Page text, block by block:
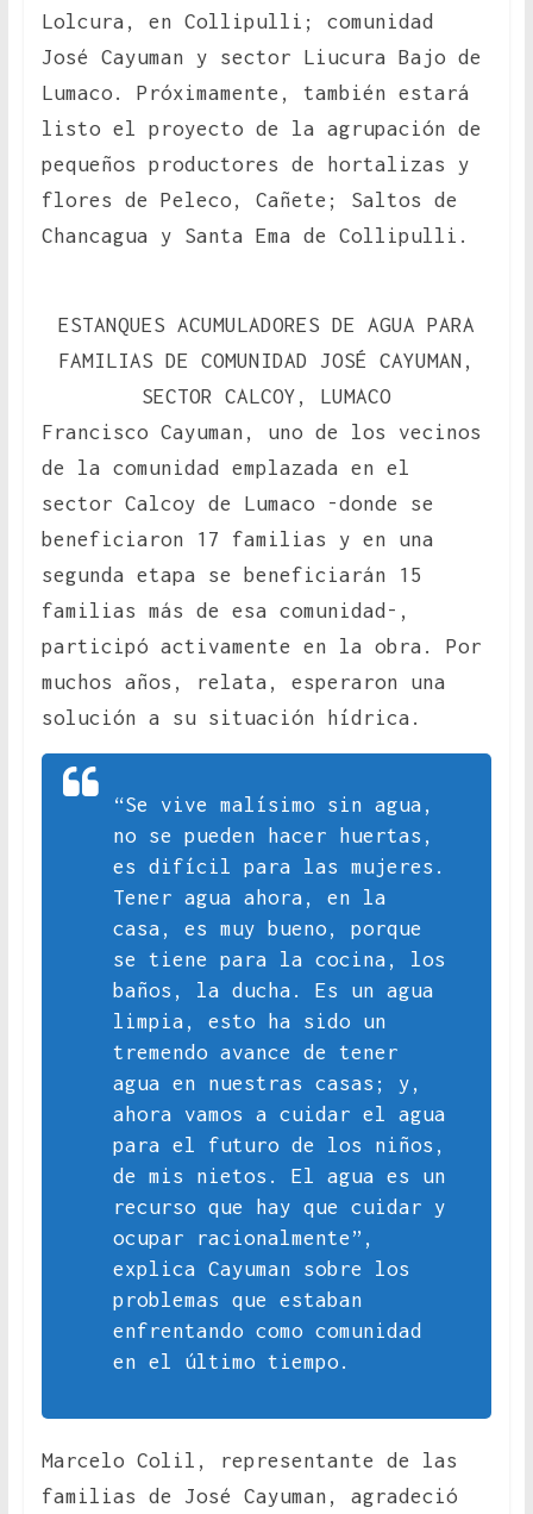
Lolcura, en Collipulli; comunidad
José Cayuman y sector Liucura Bajo de
Lumaco. Próximamente, también estará
listo el proyecto de la agrupación de
pequeños productores de hortalizas y
flores de Peleco, Cañete; Saltos de
Chancagua y Santa Ema de Collipulli.
ESTANQUES ACUMULADORES DE AGUA PARA
FAMILIAS DE COMUNIDAD JOSÉ CAYUMAN,
SECTOR CALCOY, LUMACO
Francisco Cayuman, uno de los vecinos
de la comunidad emplazada en el
sector Calcoy de Lumaco -donde se
beneficiaron 17 familias y en una
segunda etapa se beneficiarán 15
familias más de esa comunidad-,
participó activamente en la obra. Por
muchos años, relata, esperaron una
solución a su situación hídrica.
“Se vive malísimo sin agua,
no se pueden hacer huertas,
es difícil para las mujeres.
Tener agua ahora, en la
casa, es muy bueno, porque
se tiene para la cocina, los
baños, la ducha. Es un agua
limpia, esto ha sido un
tremendo avance de tener
agua en nuestras casas; y,
ahora vamos a cuidar el agua
para el futuro de los niños,
de mis nietos. El agua es un
recurso que hay que cuidar y
ocupar racionalmente”,
explica Cayuman sobre los
problemas que estaban
enfrentando como comunidad
en el último tiempo.
Marcelo Colil, representante de las
familias de José Cayuman, agradeció